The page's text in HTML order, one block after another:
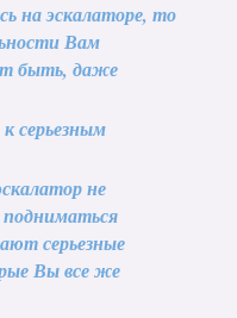
на эскалаторе, то
Вам
быть, даже
серьезным
не
серьезные
Вы все же